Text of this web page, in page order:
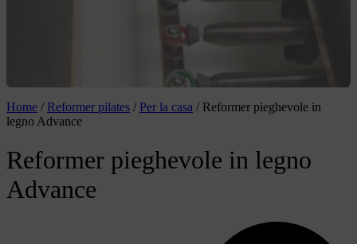
Home / Reformer pilates / Per la casa / Reformer pieghevole in
legno Advance
Reformer pieghevole in legno
Advance